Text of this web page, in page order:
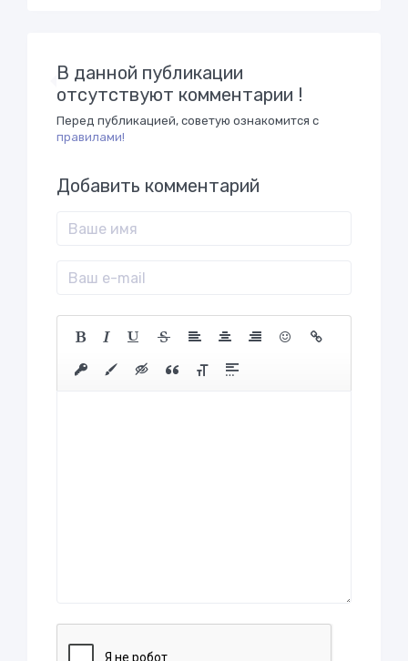
В данной публикации
отсутствуют комментарии !
Перед публикацией, советую ознакомится с
правилами!
Добавить комментарий